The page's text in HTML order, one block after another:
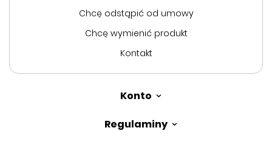
Chcę odstąpić od umowy
Chcę wymienić produkt
Kontakt
Konto
Regulaminy